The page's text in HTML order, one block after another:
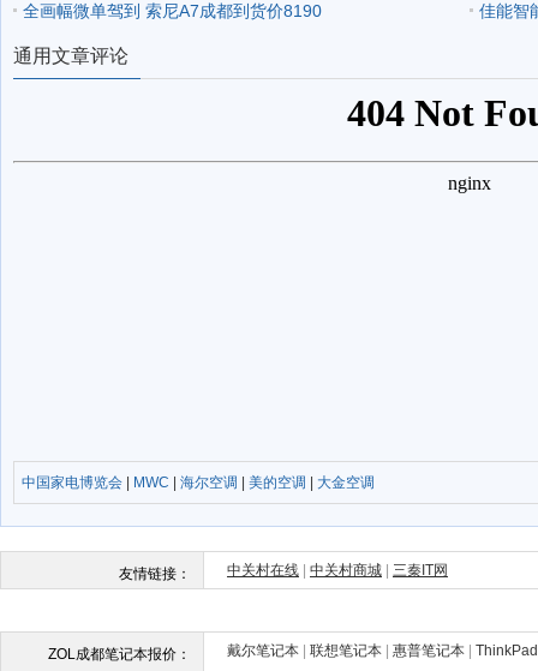
全画幅微单驾到 索尼A7成都到货价8190
佳能智
通用文章评论
中国家电博览会 MWC 海尔空调 美的空调 大金空调
ZOL成都笔记本报价： 戴尔笔记本 联想笔记本 惠普笔记本